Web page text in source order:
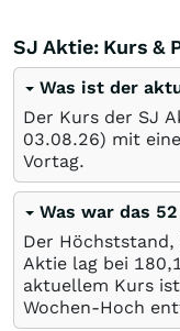
SJ Aktie: Kurs &
Was ist der
Der Kurs der SJ
03.08.26) mit
Vortag.
Was war das
Der
Aktie lag bei
aktuellem Kurs
Wochen-Hoch